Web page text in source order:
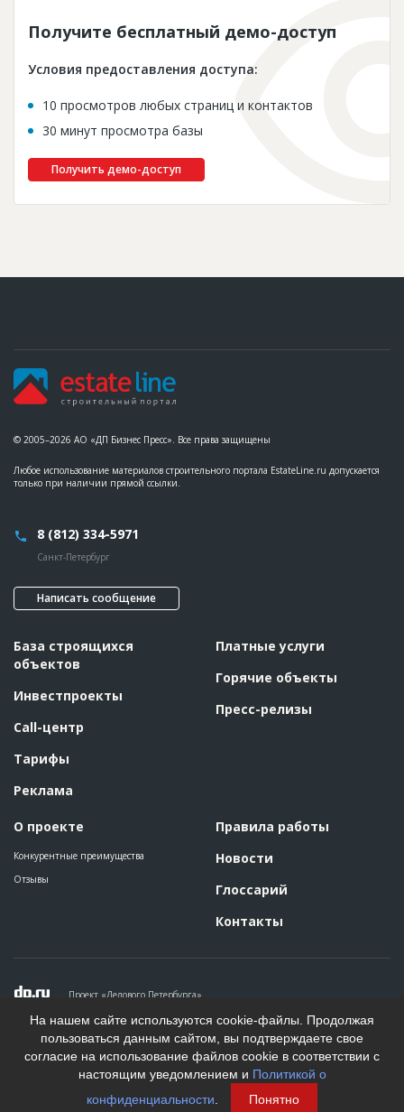
Получите бесплатный демо-доступ
Условия предоставления доступа:
10 просмотров любых страниц и контактов
30 минут просмотра базы
Получить демо-доступ
© 2005–2026 АО «ДП Бизнес Пресс». Все права защищены
Любое использование материалов строительного портала EstateLine.ru допускается
только при наличии прямой ссылки.
8 (812) 334-5971
Санкт-Петербург
Написать сообщение
База строящихся
объектов
Инвестпроекты
Call-центр
Тарифы
Реклама
О проекте
Конкурентные преимущества
Отзывы
Платные услуги
Горячие объекты
Пресс-релизы
Правила работы
Новости
Глоссарий
Контакты
Проект «Делового Петербурга»
Политика конфиденциальности
Пользовательское соглашение
На информационном ресурсе применяются рекомендательные
технологии. Подробнее.
Создание сайта
На нашем сайте используются cookie-файлы. Продолжая
пользоваться данным сайтом, вы подтверждаете свое
согласие на использование файлов cookie в соответствии с
настоящим уведомлением и Политикой о
конфиденциальности
Понятно